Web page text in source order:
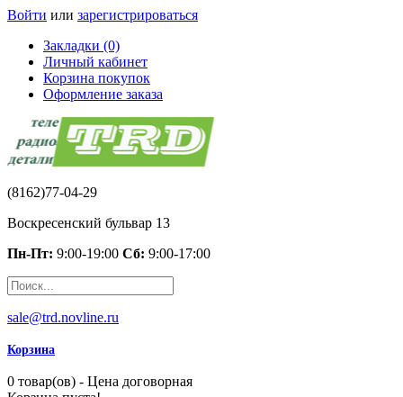
Войти или зарегистрироваться
Закладки (0)
Личный кабинет
Корзина покупок
Оформление заказа
(8162)77-04-29
Воскресенский бульвар 13
Пн-Пт: 9:00-19:00 Сб: 9:00-17:00
sale@trd.novline.ru
Корзина
0 товар(ов) - Цена договорная